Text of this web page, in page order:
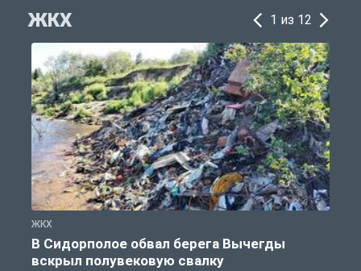
ЖКХ 1 из 12
ЖКХ
В Сидорполое обвал берега Вычегды
вскрыл полувековую свалку